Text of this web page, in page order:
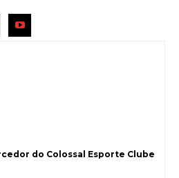
do Colossal Esporte Clube